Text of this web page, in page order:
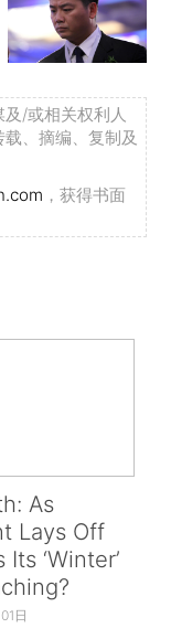
/或相关权利人
、摘编、复制及
，获得书面
As
Lays Off
‘Winter’
日